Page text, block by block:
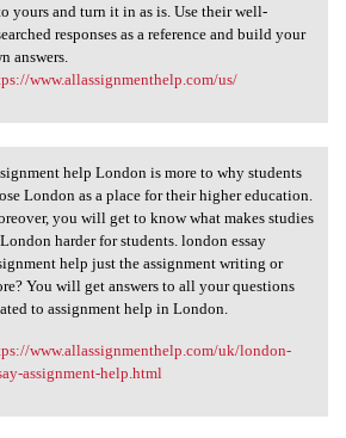
yours and turn it in as is. Use their well-
responses as a reference and build your
answers.
www.allassignmenthelp.com/us/
help London is
help London is more to why students
London as a place for their higher education.
you will get to know what makes studies
harder for students. london essay
help just the assignment writing or
You will get answers to all your questions
to assignment help in London.
www.allassignmenthelp.com/uk/london-
assignment-help.html